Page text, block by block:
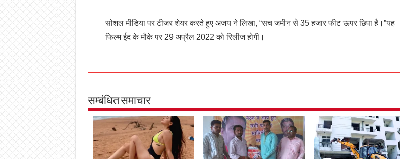
सोशल मीडिया पर टीजर शेयर करते हुए अजय ने लिखा, “सच जमीन से 35 हजार फीट ऊपर छिपा है।”यह
फिल्म ईद के मौके पर 29 अप्रैल 2022 को रिलीज होगी।
सम्बंधित समाचार